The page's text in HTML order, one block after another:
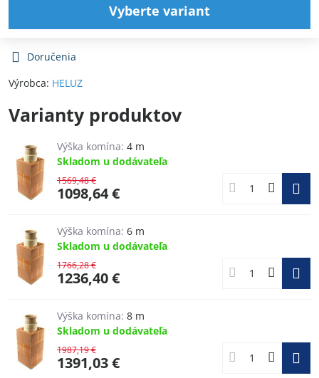
Vyberte variant
Doručenia
Výrobca: HELUZ
Varianty produktov
Výška komína: 4 m
Skladom u dodávateľa
1569,48 €
1098,64 €
Výška komína: 6 m
Skladom u dodávateľa
1766,28 €
1236,40 €
Výška komína: 8 m
Skladom u dodávateľa
1987,19 €
1391,03 €